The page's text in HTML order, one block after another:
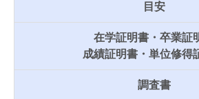
目安
在学証明書・卒業証
成績証明書・単位修得
調査書